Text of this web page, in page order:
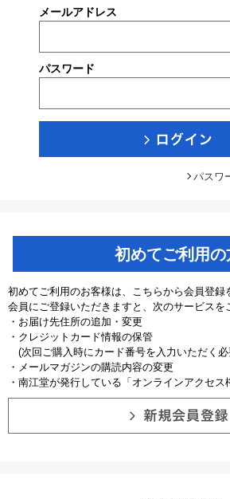
メールアドレス
パスワード
パスワ
初めてご利用の
初めてご利用のお客様は、こちらから会員登録
会員にご登録いただきますと、次のサービスを
・お届け先住所の追加・変更
・クレジットカード情報の保管
(次回ご購入時にカード番号を入力いただく
・メールマガジンの購読内容の変更
・南江堂が発行している「オンラインアクセ